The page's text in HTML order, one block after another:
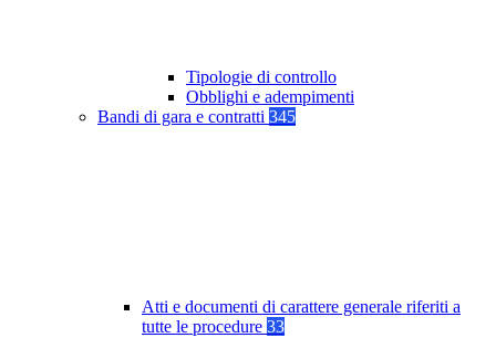
Tipologie di controllo
Obblighi e adempimenti
Bandi di gara e contratti 345
Atti e documenti di carattere generale riferiti a
tutte le procedure 33